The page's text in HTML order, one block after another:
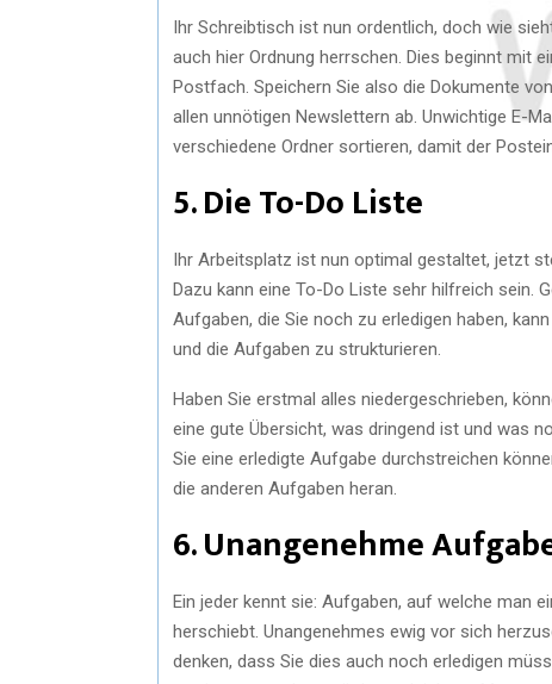
Ihr Schreibtisch ist nun ordentlich, doch wie
auch hier Ordnung herrschen. Dies beginnt mit
Postfach. Speichern Sie also die Dokumente
allen unnötigen Newslettern ab. Unwichtige E-
verschiedene Ordner sortieren, damit der
5. Die To-Do Liste
Ihr Arbeitsplatz ist nun optimal gestaltet, jetzt
Dazu kann eine To-Do Liste sehr hilfreich sein.
Aufgaben, die Sie noch zu erledigen haben,
und die Aufgaben zu strukturieren.
Haben Sie erstmal alles niedergeschrieben,
eine gute Übersicht, was dringend ist und was
Sie eine erledigte Aufgabe durchstreichen
die anderen Aufgaben heran.
6. Unangenehme
Ein jeder kennt sie: Aufgaben, auf welche man
herschiebt. Unangenehmes ewig vor sich
denken, dass Sie dies auch noch erledigen